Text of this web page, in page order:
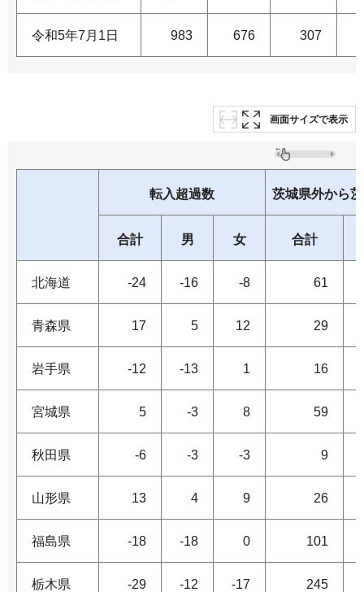
令和5年7月1日 983 676 307
画面サイズで表示
転入超過数 茨城県外から
合計 男 女 合計
北海道 -24 -16 -8 61
青森県 17 5 12 29
岩手県 -12 -13 1 16
宮城県 5 -3 8 59
秋田県 -6 -3 -3 9
山形県 13 4 9 26
福島県 -18 -18 0 101
栃木県 -29 -12 -17 245